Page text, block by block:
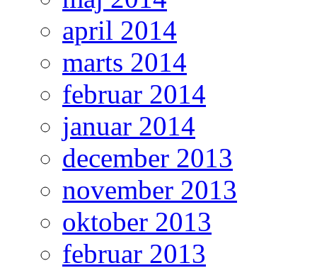
april 2014
marts 2014
februar 2014
januar 2014
december 2013
november 2013
oktober 2013
februar 2013